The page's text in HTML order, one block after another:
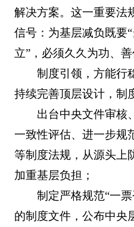
解决方案。这一重要法
信号：为基层减负既要
立”，必须久久为功、善
制度引领，方能行
持续完善顶层设计，
出台中央文件审核
一致性评估、进一步规
等制度法规，从源头上
加重基层负担；
制定严格规范“一
的制度文件，公布中央